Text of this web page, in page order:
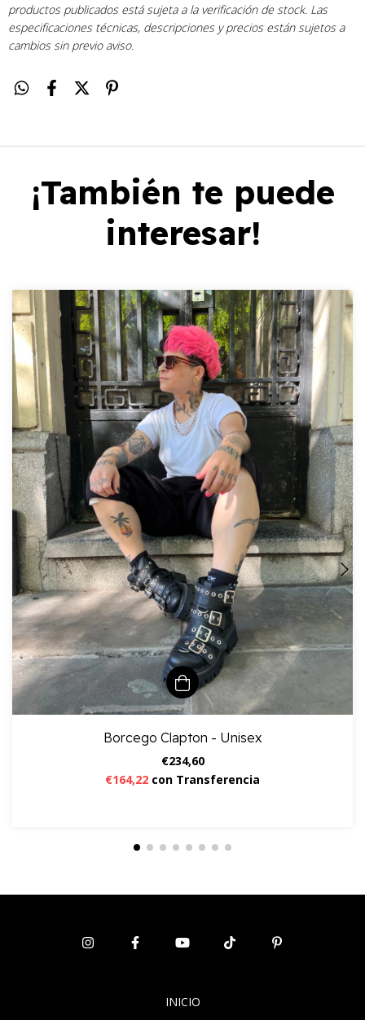
productos publicados está sujeta a la verificación de stock. Las
especificaciones técnicas, descripciones y precios están sujetos a
cambios sin previo aviso.
¡También te puede
interesar!
Borcego Clapton - Unisex
€234,60
€164,22 con Transferencia
INICIO